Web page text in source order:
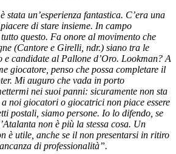
stata un’esperienza fantastica. C’era una
di stare insieme. In campo
questo. Fa onore al movimento che
(Cantore e Girelli, ndr.) siano tra le
candidate al Pallone d’Oro. Lookman? A
giocatore, penso che possa completare il
Mi auguro che vada in porto
nei suoi panni: sicuramente non sta
noi giocatori o giocatrici non piace essere
postali, siamo persone. Io lo difendo, se
non è più la stessa cosa. Un
è utile, anche se il non presentarsi in ritiro
di professionalità”.